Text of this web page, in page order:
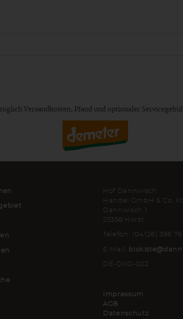
Versandkosten, Pfand und optionaler
Hof Dannwisch
Handel GmbH & Co.
Dannwisch 1
25358 Horst
Telefon: (04126) 396 76
E-Mail:
DE-ÖKO-022
Impressum
AGB
Datenschutz